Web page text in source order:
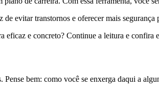
evitar transtornos e oferecer mais
eficaz e concreto? Continue a leitura e confira
bem: como você se enxerga daqui a